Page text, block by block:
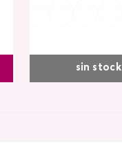
sin stock